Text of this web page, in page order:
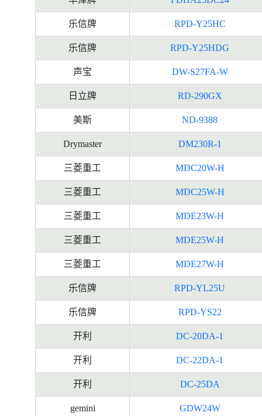
乐信牌 RPD-Y25HC
乐信牌 RPD-Y25HDG
声宝 DW-S27FA-W
日立牌 RD-290GX
美斯 ND-9388
Drymaster DM230R-1
三菱重工 MDC20W-H
三菱重工 MDC25W-H
三菱重工 MDE23W-H
三菱重工 MDE25W-H
三菱重工 MDE27W-H
乐信牌 RPD-YL25U
乐信牌 RPD-YS22
开利 DC-20DA-1
开利 DC-22DA-1
开利 DC-25DA
gemini GDW24W